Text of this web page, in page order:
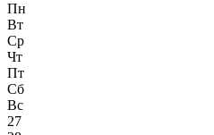
Пн
Вт
Ср
Чт
Пт
Сб
Вс
27